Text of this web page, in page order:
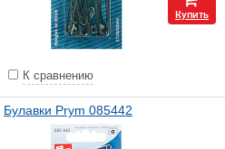
Купить
К сравнению
Булавки Prym 085442